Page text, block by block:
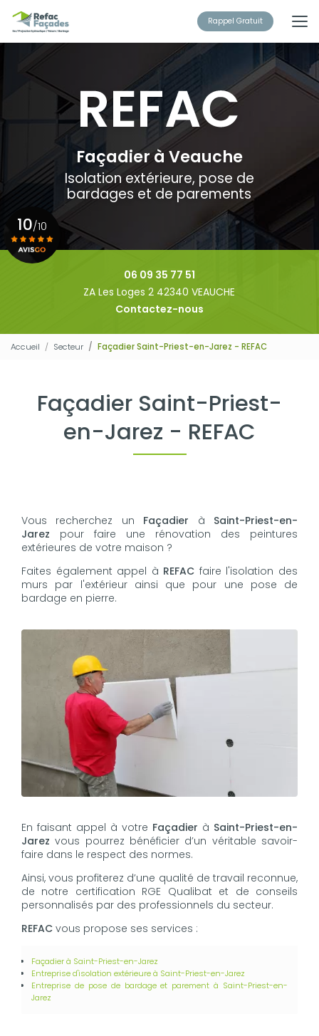
au
contenu
principal
Rappel Gratuit
Façadier à Veauche
Isolation extérieure, pose de
bardages et de parements
06 09 35 77 51
ZA Les Loges 2 42340 VEAUCHE
Contactez-nous
10/10
Accueil Secteur Façadier Saint-Priest-en-Jarez - REFAC
Façadier Saint-Priest-
en-Jarez - REFAC
Vous recherchez un Façadier à Saint-Priest-en-
Jarez pour faire une rénovation des peintures
extérieures de votre maison ?
Faites également appel à REFAC faire l'isolation des
murs par l'extérieur ainsi que pour une pose de
bardage en pierre.
En faisant appel à votre Façadier à Saint-Priest-en-
Jarez vous pourrez bénéficier d’un véritable savoir-
faire dans le respect des normes.
Ainsi, vous profiterez d’une qualité de travail reconnue,
de notre certification RGE Qualibat et de conseils
personnalisés par des professionnels du secteur.
REFAC vous propose ses services :
Façadierà Saint-Priest-en-Jarez
Entreprise d'isolation extérieureà Saint-Priest-en-Jarez
Entreprise de pose de bardage et parement​​​​​​​ à Saint-Priest-en-
Jarez